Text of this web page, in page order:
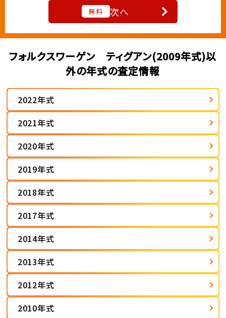
無料 次へ
フォルクスワーゲン ティグアン(2009年式)以
外の年式の査定情報
2022年式
2021年式
2020年式
2019年式
2018年式
2017年式
2014年式
2013年式
2012年式
2010年式